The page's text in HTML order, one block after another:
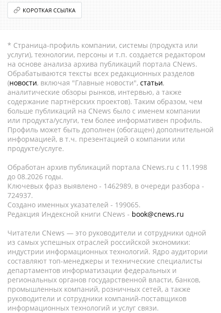
КОРОТКАЯ ССЫЛКА
* Страница-профиль компании, системы (продукта или
услуги), технологии, персоны и т.п. создается редактором
на основе анализа архива публикаций портала CNews.
Обрабатываются тексты всех редакционных разделов
(новости, включая "Главные новости", статьи,
аналитические обзоры рынков, интервью, а также
содержание партнёрских проектов). Таким образом, чем
больше публикаций на CNews было с именем компании
или продукта/услуги, тем более информативен профиль.
Профиль может быть дополнен (обогащен) дополнительной
информацией, в т.ч. презентацией о компании или
продукте/услуге.
Обработан архив публикаций портала CNews.ru c 11.1998
до 08.2026 годы.
Ключевых фраз выявлено - 1462989, в очереди разбора -
724937.
Создано именных указателей - 199065.
Редакция Индексной книги CNews - book@cnews.ru
Читатели CNews — это руководители и сотрудники одной
из самых успешных отраслей российской экономики:
индустрии информационных технологий. Ядро аудитории
составляют топ-менеджеры и технические специалисты
департаментов информатизации федеральных и
региональных органов государственной власти, банков,
промышленных компаний, розничных сетей, а также
руководители и сотрудники компаний-поставщиков
информационных технологий и услуг связи.